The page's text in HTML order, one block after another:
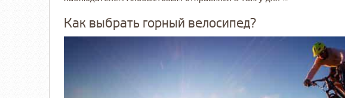
Как выбрать горный велосипед?